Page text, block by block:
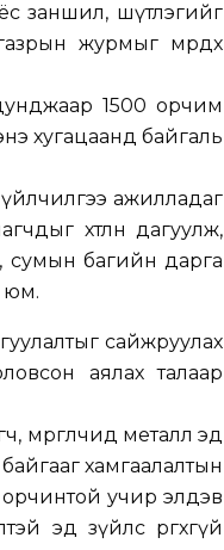
заншил, шүтлэгийг
журмыг мөрдөх
1500 орчим
энэ хугацаанд байгаль
үйлчилгээ ажилладаг
хөтлөн дагуулж,
сумын багийн дарга
юм.
сайжруулах
аялах талаар
мөргөлчид металл эд
байгааг хамгаалалтын
орчинтой учир элдэв
эд зүйлс өргөхгүй